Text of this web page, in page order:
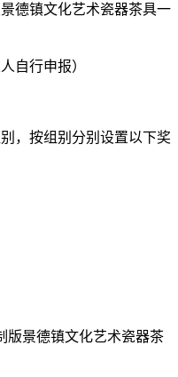
德镇文化艺术瓷器茶具一
自行申报）
，按组别分别设置以下奖
景德镇文化艺术瓷器茶